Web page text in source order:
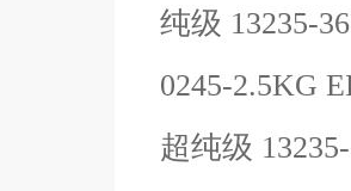
纯级 13235-
0245-2.5KG
超纯级